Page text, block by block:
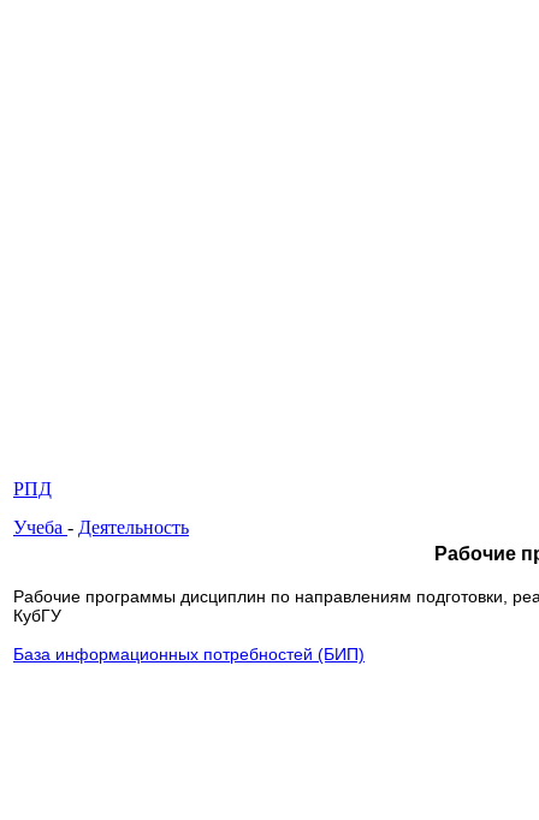
РПД
Учеба - Деятельность
Рабочие
Рабочие программы дисциплин по направлениям подготовки,
КубГУ
База информационных потребностей (БИП)